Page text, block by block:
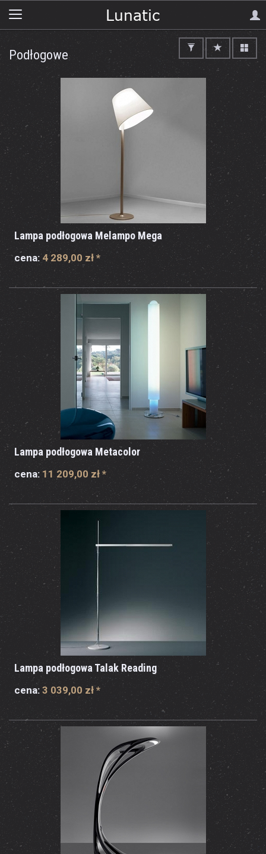
Podłogowe
Lampa podłogowa Melampo Mega
cena: 4 289,00 zł *
Lampa podłogowa Metacolor
cena: 11 209,00 zł *
Lampa podłogowa Talak Reading
cena: 3 039,00 zł*